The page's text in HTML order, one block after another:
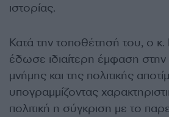
ιστορίας.
Κατά την τοποθέτησή του, ο
έδωσε ιδιαίτερη έμφαση στην
μνήμης και της πολιτικής
υπογραμμίζοντας
πολιτική η σύγκριση με το